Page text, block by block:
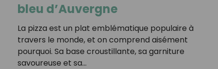
bleu d’Auvergne
La pizza est un plat emblématique populaire à
travers le monde, et on comprend aisément
pourquoi. Sa base croustillante, sa garniture
savoureuse et sa…